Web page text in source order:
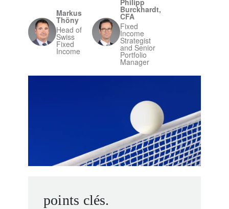
Markus
Thöny
Head of
Swiss
Fixed
Income
Philipp
Burckhardt,
CFA
Fixed
Income
Strategist
and Senior
Portfolio
Manager
points clés.